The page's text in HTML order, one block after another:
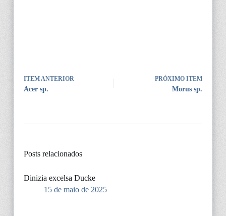
ITEM ANTERIOR
Acer sp.
PRÓXIMO ITEM
Morus sp.
Posts relacionados
Dinizia excelsa Ducke
15 de maio de 2025